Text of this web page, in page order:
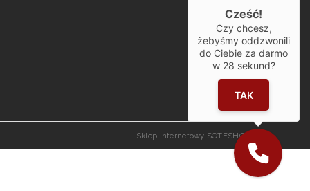
Sklep internetowy SOTESHOP AI
Cześć!
Czy chcesz,
żebyśmy oddzwonili
do Ciebie za darmo
w 28 sekund?
TAK